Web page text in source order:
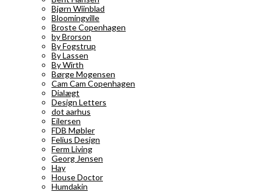
Bjørn Wiinblad
Bloomingville
Broste Copenhagen
by Brorson
By Fogstrup
By Lassen
By Wirth
Børge Mogensen
Cam Cam Copenhagen
Dialægt
Design Letters
dot aarhus
Eilersen
FDB Møbler
Felius Design
Ferm Living
Georg Jensen
Hay
House Doctor
Humdakin